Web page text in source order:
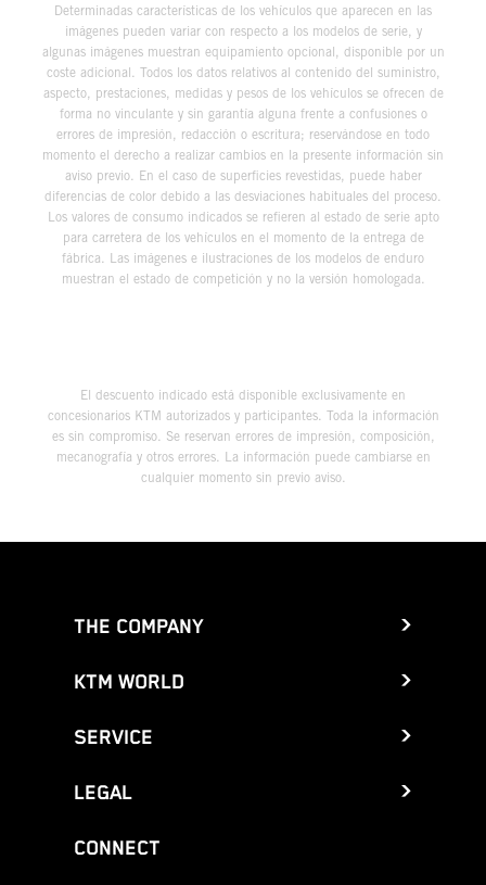
Determinadas características de los vehículos que aparecen en las
imágenes pueden variar con respecto a los modelos de serie, y
algunas imágenes muestran equipamiento opcional, disponible por un
coste adicional. Todos los datos relativos al contenido del suministro,
aspecto, prestaciones, medidas y pesos de los vehículos se ofrecen de
forma no vinculante y sin garantía alguna frente a confusiones o
errores de impresión, redacción o escritura; reservándose en todo
momento el derecho a realizar cambios en la presente información sin
aviso previo. En el caso de superficies revestidas, puede haber
diferencias de color debido a las desviaciones habituales del proceso.
Los valores de consumo indicados se refieren al estado de serie apto
para carretera de los vehículos en el momento de la entrega de
fábrica. Las imágenes e ilustraciones de los modelos de enduro
muestran el estado de competición y no la versión homologada.
El descuento indicado está disponible exclusivamente en
concesionarios KTM autorizados y participantes. Toda la información
es sin compromiso. Se reservan errores de impresión, composición,
mecanografía y otros errores. La información puede cambiarse en
cualquier momento sin previo aviso.
THE COMPANY
KTM WORLD
SERVICE
LEGAL
CONNECT